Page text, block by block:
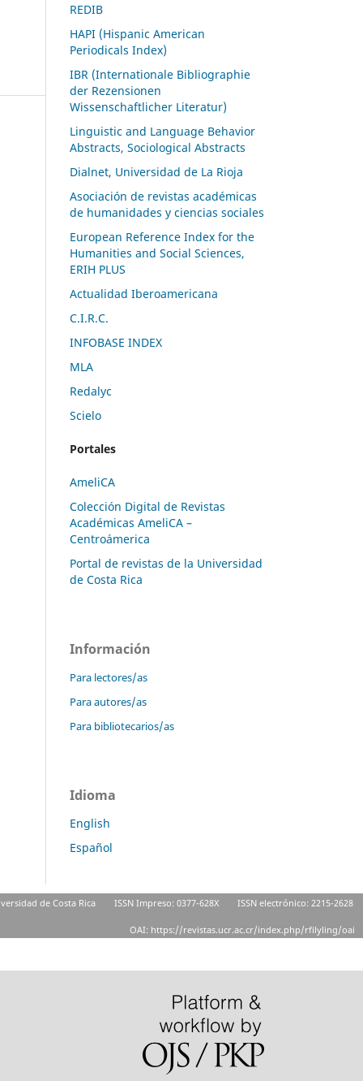
REDIB
HAPI (Hispanic American
Periodicals Index)
IBR (Internationale Bibliographie
der Rezensionen
Wissenschaftlicher Literatur)
Linguistic and Language Behavior
Abstracts, Sociological Abstracts
Dialnet, Universidad de La Rioja
Asociación de revistas académicas
de humanidades y ciencias sociales
European Reference Index for the
Humanities and Social Sciences,
ERIH PLUS
Actualidad Iberoamericana
C.I.R.C.
INFOBASE INDEX
MLA
Redalyc
Scielo
Portales
AmeliCA
Colección Digital de Revistas
Académicas AmeliCA –
Centroámerica
Portal de revistas de la Universidad
de Costa Rica
Información
Para lectores/as
Para autores/as
Para bibliotecarios/as
Idioma
English
Español
de Costa Rica ISSN Impreso: 0377-628X ISSN electrónico: 2215-2628
OAI: https://revistas.ucr.ac.cr/index.php/rfilyling/oai